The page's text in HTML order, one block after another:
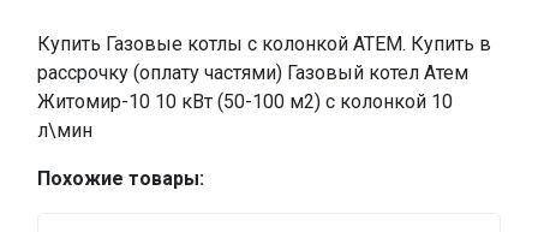
Купить Газовые котлы с колонкой АТЕМ. Купить в
рассрочку (оплату частями) Газовый котел Атем
Житомир-10 10 кВт (50-100 м2) с колонкой 10
л\мин
Похожие товары: